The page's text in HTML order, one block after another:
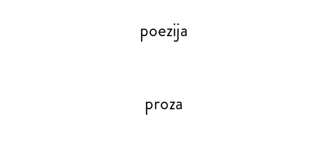
poezija
proza